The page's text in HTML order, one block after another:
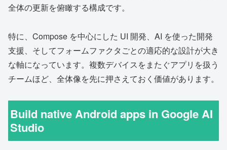
全体の更新を俯瞰する構成です。
特に、Compose を中心にした UI 開発、AI を使った開発
支援、そしてフォームファクタごとの適応的な設計が大き
な軸になっています。複数デバイスをまたぐアプリを扱う
チームほど、全体像を先に押さえておく価値があります。
Build native Android apps in Google AI
Studio